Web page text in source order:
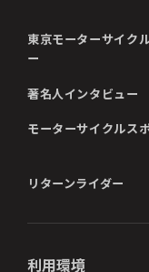
東京モーターサイク
ー
著名人インタビュー
モーターサイクルス
リターンライダー
利用環境